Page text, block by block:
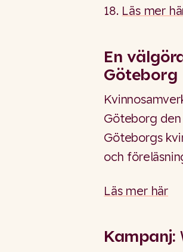
18. Läs mer
En
Göteborg
Göteborg
Göteborgs
och
Läs mer här
Kampanj: